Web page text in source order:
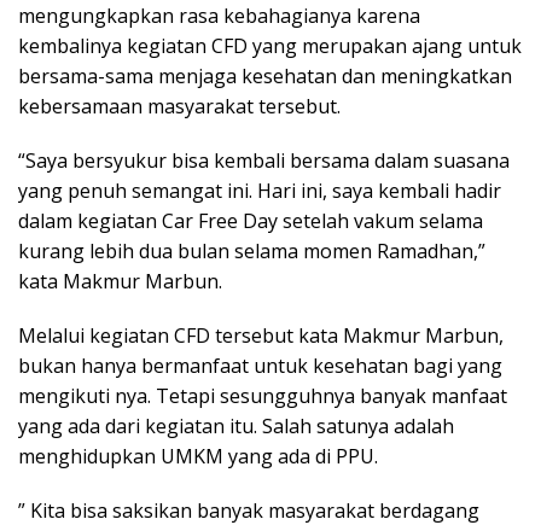
mengungkapkan rasa kebahagianya karena
kembalinya kegiatan CFD yang merupakan ajang untuk
bersama-sama menjaga kesehatan dan meningkatkan
kebersamaan masyarakat tersebut.
“Saya bersyukur bisa kembali bersama dalam suasana
yang penuh semangat ini. Hari ini, saya kembali hadir
dalam kegiatan Car Free Day setelah vakum selama
kurang lebih dua bulan selama momen Ramadhan,”
kata Makmur Marbun.
Melalui kegiatan CFD tersebut kata Makmur Marbun,
bukan hanya bermanfaat untuk kesehatan bagi yang
mengikuti nya. Tetapi sesungguhnya banyak manfaat
yang ada dari kegiatan itu. Salah satunya adalah
menghidupkan UMKM yang ada di PPU.
” Kita bisa saksikan banyak masyarakat berdagang